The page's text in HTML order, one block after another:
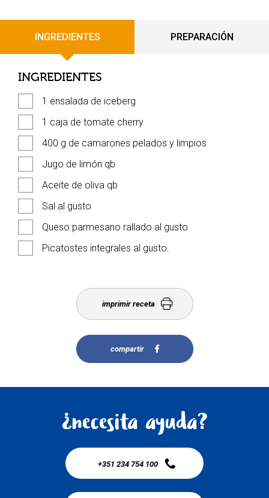
INGREDIENTES PREPARACIÓN
INGREDIENTES
1 ensalada de iceberg
1 caja de tomate cherry
400 g de camarones pelados y limpios
Jugo de limón qb
Aceite de oliva qb
Sal al gusto
Queso parmesano rallado al gusto
Picatostes integrales al gusto.
imprimir receta
compartir
¿necesita ayuda?
+351 234 754 100